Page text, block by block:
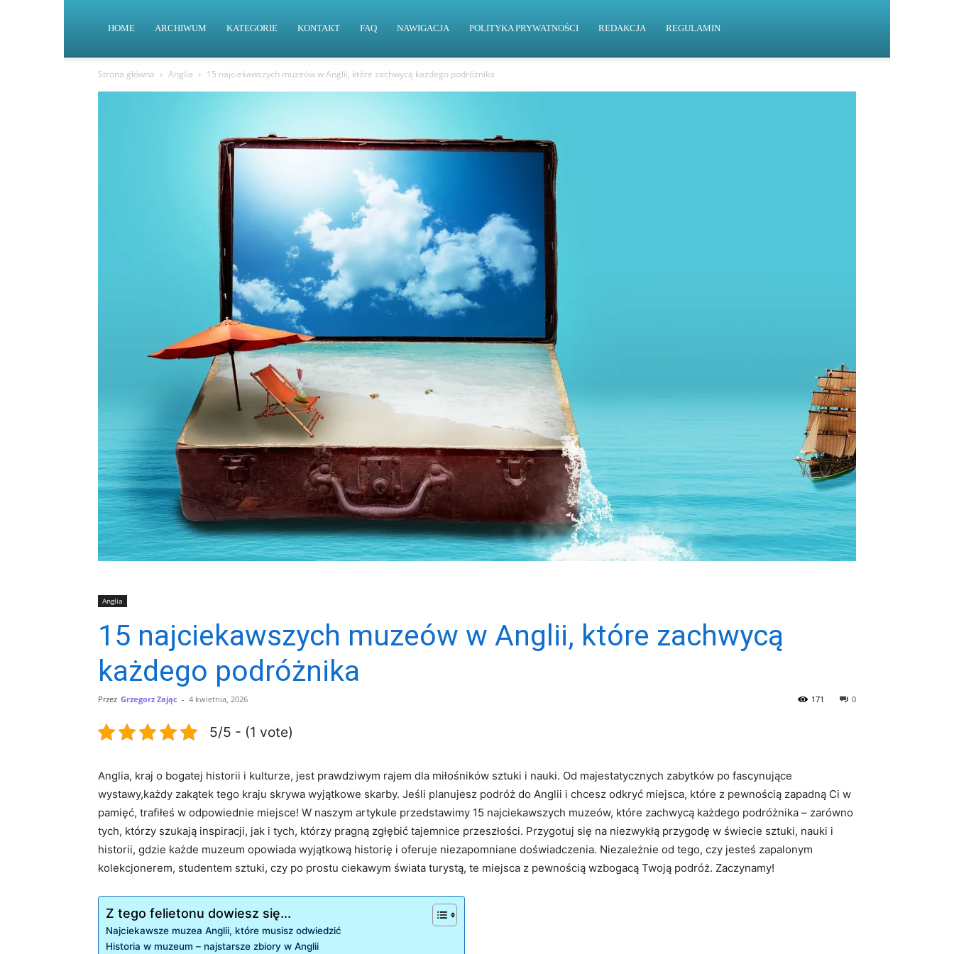
HOME ARCHIWUM KATEGORIE KONTAKT FAQ NAWIGACJA POLITYKA PRYWATNOŚCI REDAKCJA REGULAMIN
Strona główna Anglia 15 najciekawszych muzeów w Anglii, które zachwycą każdego podróżnika
Anglia
15 najciekawszych muzeów w Anglii, które zachwycą
każdego podróżnika
Przez Grzegorz Zając - 4 kwietnia, 2026 0
171
5/5 - (1 vote)
Anglia, kraj o bogatej historii i kulturze, jest prawdziwym rajem dla miłośników sztuki i nauki. Od majestatycznych zabytków po fascynujące​
wystawy,każdy ⁣zakątek tego kraju skrywa wyjątkowe skarby.‍ Jeśli planujesz podróż do Anglii i chcesz​ odkryć miejsca, które z pewnością zapadną Ci w
pamięć, trafiłeś w odpowiednie​ miejsce! W naszym artykule przedstawimy 15 najciekawszych muzeów, które zachwycą każdego podróżnika – ​zarówno
tych, którzy szukają inspiracji, jak i tych, którzy pragną zgłębić tajemnice ‌przeszłości. Przygotuj się na niezwykłą przygodę w świecie ⁤sztuki, nauki i⁤
historii, gdzie każde muzeum opowiada wyjątkową ‌historię i oferuje⁤ niezapomniane doświadczenia. Niezależnie od tego, czy jesteś zapalonym
kolekcjonerem, studentem sztuki,⁢ czy po prostu ciekawym świata‌ turystą, te miejsca ⁤z pewnością wzbogacą Twoją podróż. Zaczynamy!
Z tego felietonu dowiesz się...
Najciekawsze muzea​ Anglii, ‍które ⁤musisz odwiedzić
Historia​ w ⁤muzeum – najstarsze zbiory​ w Anglii